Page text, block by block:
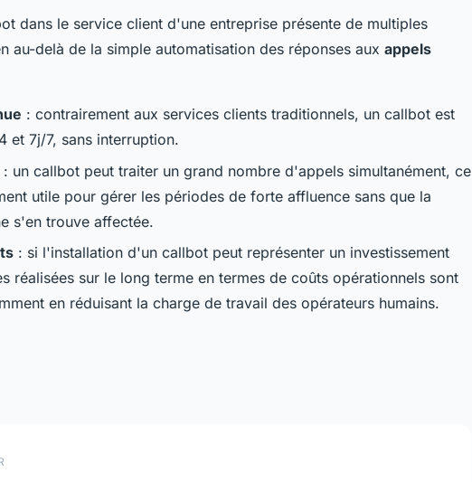
dans le service client d'une entreprise présente de multiples
au-delà de la simple automatisation des réponses aux appels
: contrairement aux services clients traditionnels, un callbot est
et 7j/7, sans interruption.
: un callbot peut traiter un grand nombre d'appels simultanément, ce
utile pour gérer les périodes de forte affluence sans que la
s'en trouve affectée.
: si l'installation d'un callbot peut représenter un investissement
réalisées sur le long terme en termes de coûts opérationnels sont
en réduisant la charge de travail des opérateurs humains.